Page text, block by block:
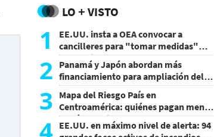
LO + VISTO
1
EE.UU. insta a OEA convocar a
cancilleres para "tomar medidas"
sobre Nicaragua
2 Panamá y Japón abordan más
financiamiento para ampliación del
metro
3 Mapa del Riesgo País en
Centroamérica: quiénes pagan menos
y cuáles mejoraron
EE.UU. en máximo nivel de alerta: 94